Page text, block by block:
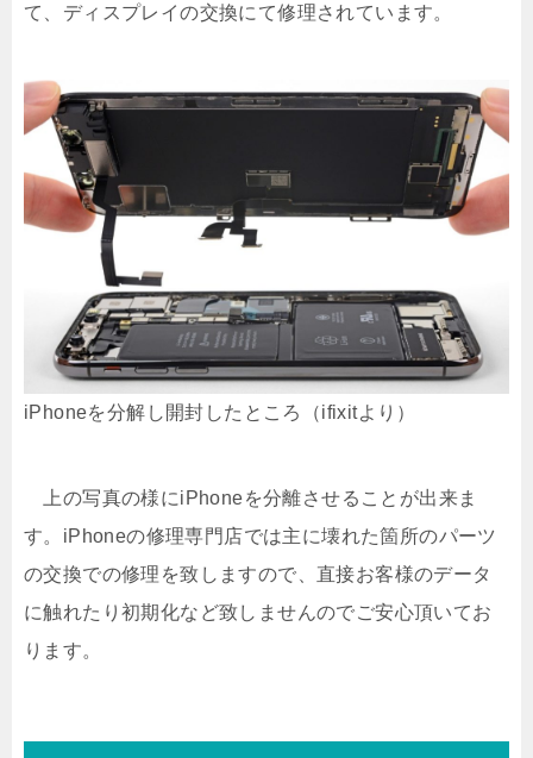
て、ディスプレイの交換にて修理されています。
iPhoneを分解し開封したところ（ifixitより）
上の写真の様にiPhoneを分離させることが出来ま
す。iPhoneの修理専門店では主に壊れた箇所のパーツ
の交換での修理を致しますので、直接お客様のデータ
に触れたり初期化など致しませんのでご安心頂いてお
ります。